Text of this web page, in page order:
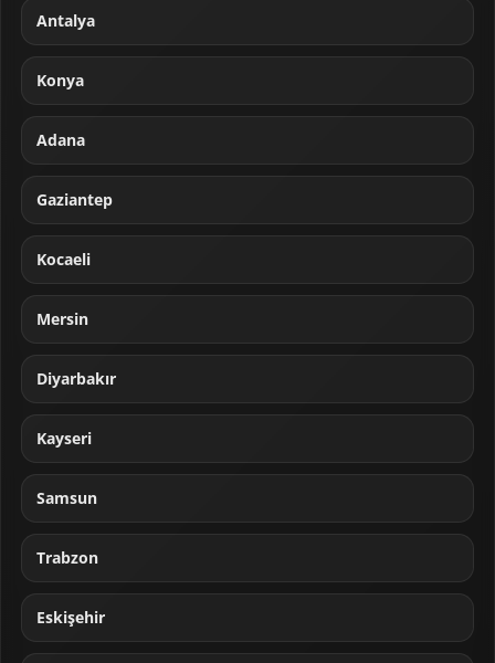
Antalya
Konya
Adana
Gaziantep
Kocaeli
Mersin
Diyarbakır
Kayseri
Samsun
Trabzon
Eskişehir